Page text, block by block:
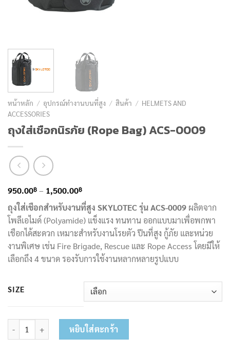
หน้าหลัก / อุปกรณ์ทำงานบนที่สูง / สินค้า / HELMETS AND
ACCESSORIES
ถุงใส่เชือกนิรภัย (Rope Bag) ACS-0009
950.00฿ – 1,500.00฿Price
range:
950.00฿
through
1,500.00฿
ถุงใส่เชือกสำหรับงานที่สูง SKYLOTEC รุ่น ACS-0009 ผลิตจาก
โพลีเอไมด์ (Polyamide) แข็งแรง ทนทาน ออกแบบมาเพื่อพกพา
เชือกได้สะดวก เหมาะสำหรับงานโรยตัว ปีนที่สูง กู้ภัย และหน่วย
งานพิเศษ เช่น Fire Brigade, Rescue และ Rope Access โดยมีให้
เลือกถึง 4 ขนาด รองรับการใช้งานหลากหลายรูปแบบ
SIZE
จำนวน ถุงใส่เชือกนิรภัย (Rope Bag) ACS-0009 ชิ้น
หยิบใส่ตะกร้า